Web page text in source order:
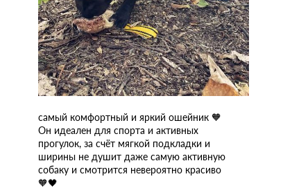
самый комфортный и яркий ошейник 🧡
Он идеален для спорта и активных
прогулок, за счёт мягкой подкладки и
ширины не душит даже самую активную
собаку и смотрится невероятно красиво
🧡🖤